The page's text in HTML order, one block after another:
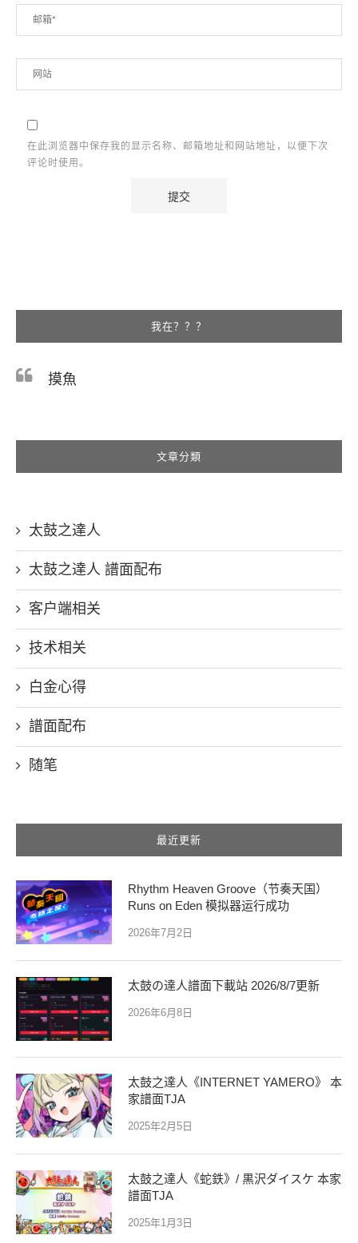
在此浏览器中保存我的显示名称、邮箱地址和网站地址，以便下次
评论时使用。
我在？？？
摸魚
文章分類
太鼓之達人
太鼓之達人 譜面配布
客户端相关
技术相关
白金心得
譜面配布
随笔
最近更新
Rhythm Heaven Groove（节奏天国）
Runs on Eden 模拟器运行成功
2026年7月2日
太鼓の達人譜面下載站 2026/8/7更新
2026年6月8日
太鼓之達人《INTERNET YAMERO》 本
家譜面TJA
2025年2月5日
太鼓之達人《蛇鉄》/ 黒沢ダイスケ 本家
譜面TJA
2025年1月3日